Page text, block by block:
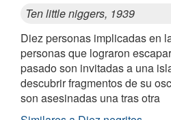
Ten little niggers, 1939
Diez personas implicadas en
personas que lograron
pasado son invitadas a una
descubrir fragmentos de su
son asesinadas una tras otra